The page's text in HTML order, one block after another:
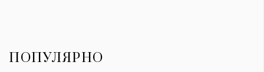
ПОПУЛЯРНО